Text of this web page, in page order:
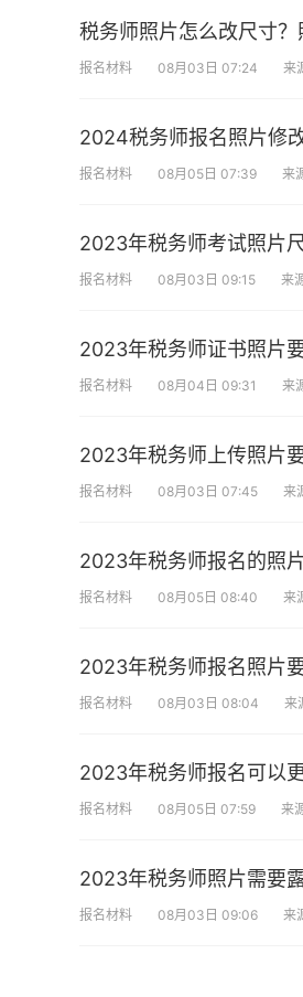
税务师照片怎么改尺寸
报名材料 08月03日 07:24 来
2024税务师报名照片修
报名材料 08月05日 07:39 来
2023年税务师考试照片
报名材料 08月03日 09:15 来
2023年税务师证书照片
报名材料 08月04日 09:31 来
2023年税务师上传照片
报名材料 08月03日 07:45 来
2023年税务师报名的照
报名材料 08月05日 08:40 来
2023年税务师报名照片
报名材料 08月03日 08:04 来
2023年税务师报名可以
报名材料 08月05日 07:59 来
2023年税务师照片需要
报名材料 08月03日 09:06 来